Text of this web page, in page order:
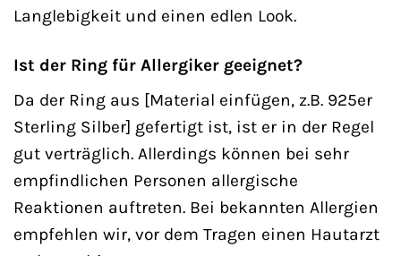
Langlebigkeit und einen edlen Look.
Ist der Ring für Allergiker geeignet?
Da der Ring aus [Material einfügen, z.B. 925er
Sterling Silber] gefertigt ist, ist er in der Regel
gut verträglich. Allerdings können bei sehr
empfindlichen Personen allergische
Reaktionen auftreten. Bei bekannten Allergien
empfehlen wir, vor dem Tragen einen Hautarzt